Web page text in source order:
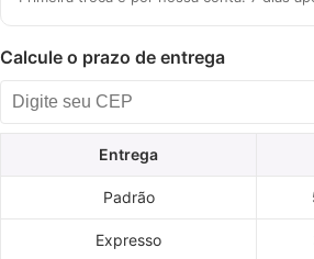
Calcule o prazo de entrega
Entrega
Padrão
Expresso